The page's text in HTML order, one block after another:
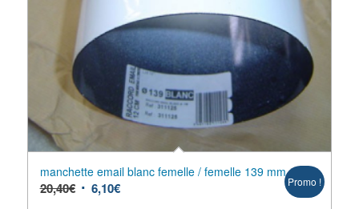
manchette email blanc femelle / femelle 139 mm
20,40€ 6,10€ Promo !